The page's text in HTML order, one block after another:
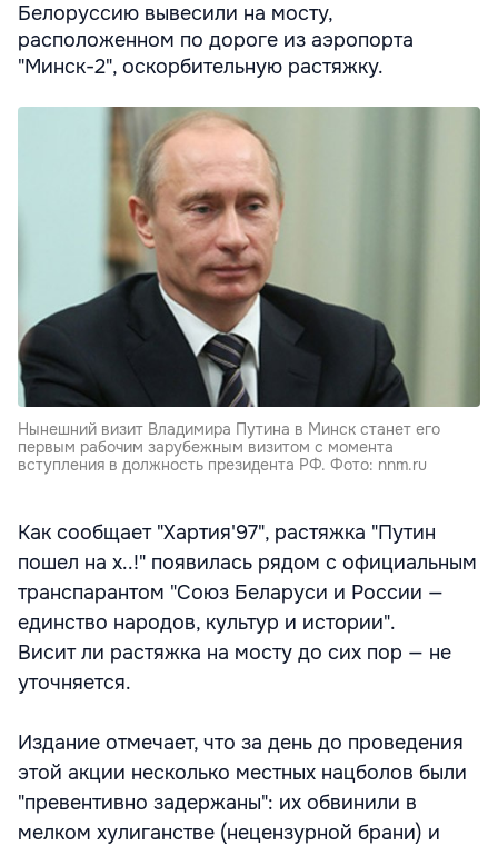
Белоруссию вывесили на мосту,
расположенном по дороге из аэропорта
"Минск-2", оскорбительную растяжку.
Нынешний визит Владимира Путина в Минск станет его
первым рабочим зарубежным визитом с момента
вступления в должность президента РФ. Фото: nnm.ru
Как сообщает "Хартия'97", растяжка "Путин
пошел на х..!" появилась рядом с официальным
транспарантом "Союз Беларуси и России —
единство народов, культур и истории".
Висит ли растяжка на мосту до сих пор — не
уточняется.
Издание отмечает, что за день до проведения
этой акции несколько местных нацболов были
"превентивно задержаны": их обвинили в
мелком хулиганстве (нецензурной брани) и